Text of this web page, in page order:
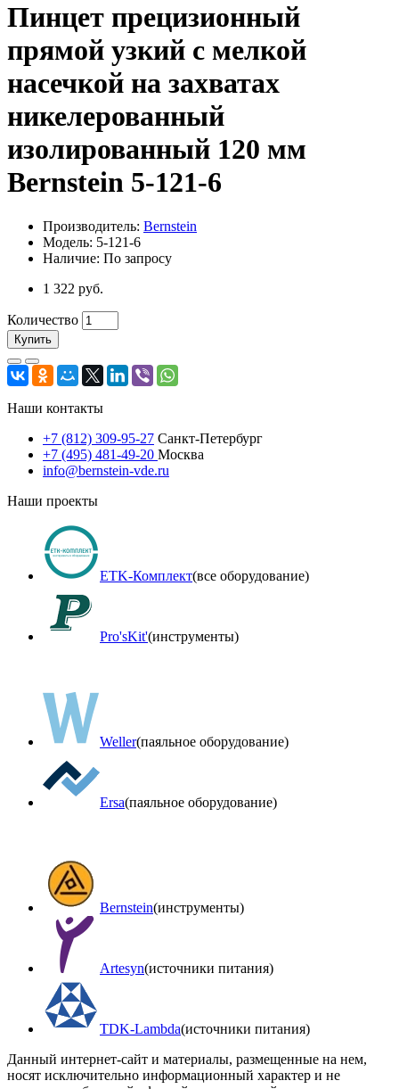
Пинцет прецизионный
прямой узкий с мелкой
насечкой на захватах
никелерованный
изолированный 120 мм
Bernstein 5-121-6
Производитель: Bernstein
Модель: 5-121-6
Наличие: По запросу
1 322 руб.
Количество
Купить
Наши контакты
+7 (812) 309-95-27 Санкт-Петербург
+7 (495) 481-49-20 Москва
info@bernstein-vde.ru
Наши проекты
ETK-Комплект(все оборудование)
Pro'sKit'(инструменты)
Weller(паяльное оборудование)
Ersa(паяльное оборудование)
Bernstein(инструменты)
Artesyn(источники питания)
TDK-Lambda(источники питания)
Данный интернет-сайт и материалы, размещенные на нем,
носят исключительно информационный характер и не